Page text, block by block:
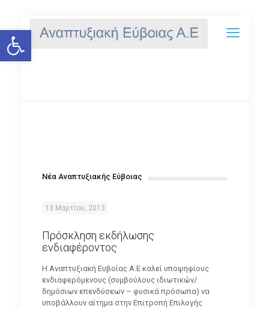
Ανοίξτε τη γραμμή εργαλείων
Νέα Αναπτυξιακής Εύβοιας
13 Μαρτίου, 2013
Πρόσκληση εκδήλωσης
ενδιαφέροντος
Η Αναπτυξιακή Ευβοίας Α.Ε καλεί υποψηφίους
ενδιαφερόμενους (συμβούλους ιδιωτικών/
δημόσιων επενδύσεων – φυσικά πρόσωπα) να
υποβάλλουν αίτημα στην Επιτροπή Επιλογής